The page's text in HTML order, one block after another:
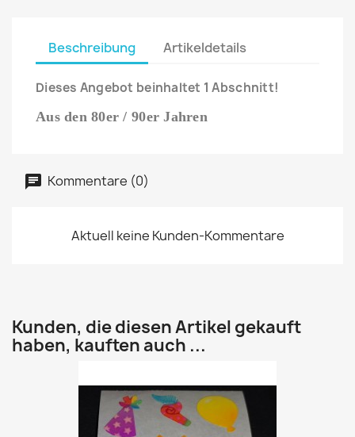
Beschreibung Artikeldetails
Dieses Angebot beinhaltet 1 Abschnitt!
Aus den 80er / 90er Jahren
Kommentare (0)
Aktuell keine Kunden-Kommentare
Kunden, die diesen Artikel gekauft
haben, kauften auch ...